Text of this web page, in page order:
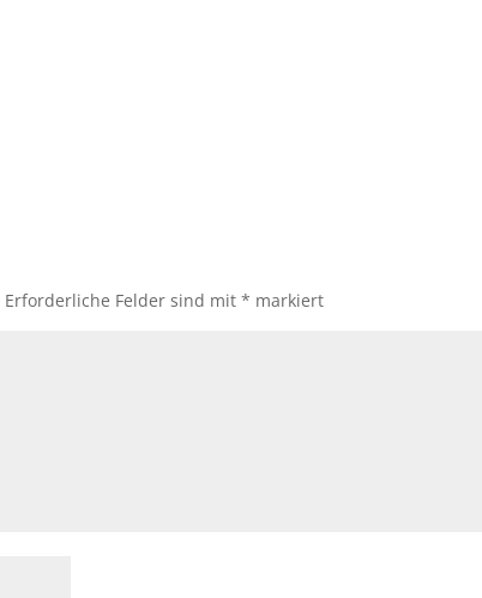
Erforderliche Felder sind mit* markiert